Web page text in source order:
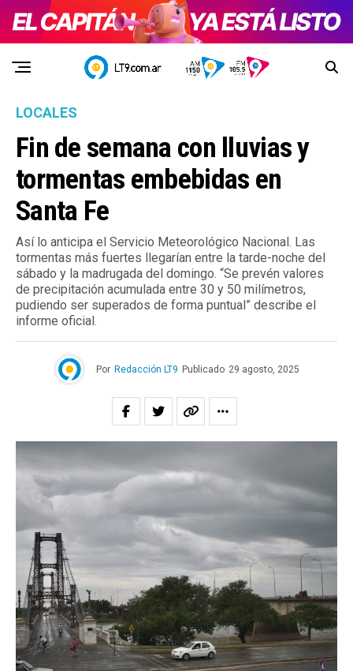
LOCALES
Fin de semana con lluvias y
tormentas embebidas en
Santa Fe
Así lo anticipa el Servicio Meteorológico Nacional. Las
tormentas más fuertes llegarían entre la tarde-noche del
sábado y la madrugada del domingo. “Se prevén valores
de precipitación acumulada entre 30 y 50 milímetros,
pudiendo ser superados de forma puntual” describe el
informe oficial.
Por Redacción LT9 Publicado 29 agosto, 2025